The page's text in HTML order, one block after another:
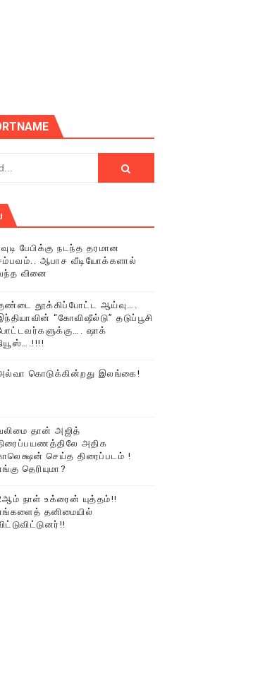
தமிழ்மக்கள்!!
பேபிக்கு நடந்த தரமான
ஆபாச வீடியோக்களால்
வினை
தூக்கிப்போட்ட ஆய்வு….
“கோவிஷீல்டு” தடுப்பூசி
ஷாக்
கொடுக்கின்றது இலங்கை!
தான் அஜித்
அதிக
செய்த திரைப்படம் !
தெரியுமா?
நாள் உக்ரைன் யுத்தம்!!
தனிமையில்